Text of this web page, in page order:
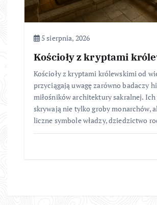
5 sierpnia, 2026
Kościoły z kryptami
Kościoły z kryptami królewskimi od
przyciągają uwagę zarówno badaczy
miłośników architektury sakralnej.
skrywają nie tylko groby monarchów,
liczne symbole władzy, dziedzictwo